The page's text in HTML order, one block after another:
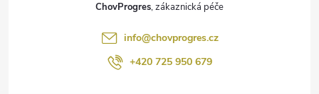
ChovProgres
info@chovprogres.cz
+420 725 950 679